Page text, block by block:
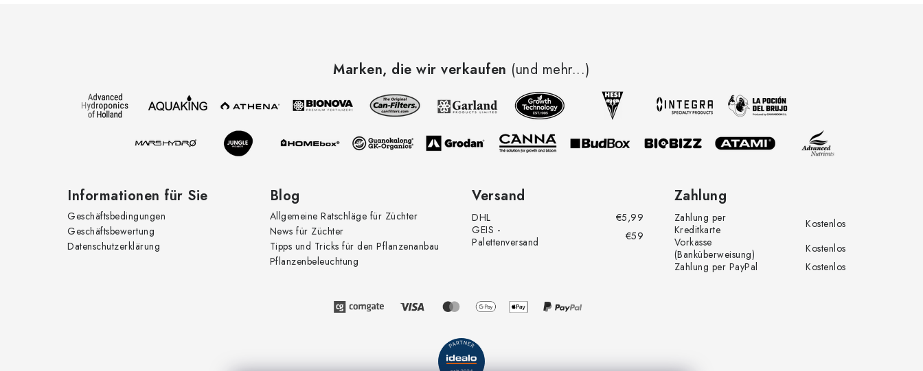
Marken, die wir verkaufen (und mehr...)
Informationen für Sie
Geschäftsbedingungen
Geschäftsbewertung
Datenschutzerklärung
Blog
Allgemeine Ratschläge für Züchter
News für Züchter
Tipps und Tricks für den Pflanzenanbau
Pflanzenbeleuchtung
Versand
DHL
€5,99
GEIS -
Palettenversand
€59
Zahlung
Zahlung per
Kreditkarte
Kostenlos
Vorkasse
(Banküberweisung)
Kostenlos
Zahlung per PayPal
Kostenlos